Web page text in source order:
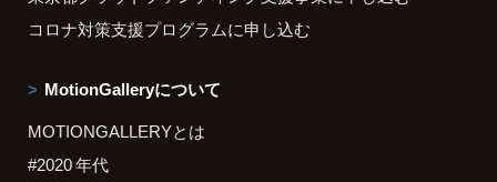
コロナ対策支援プログラムに申し込む
MotionGalleryについて
MOTIONGALLERYとは
#2020 年代